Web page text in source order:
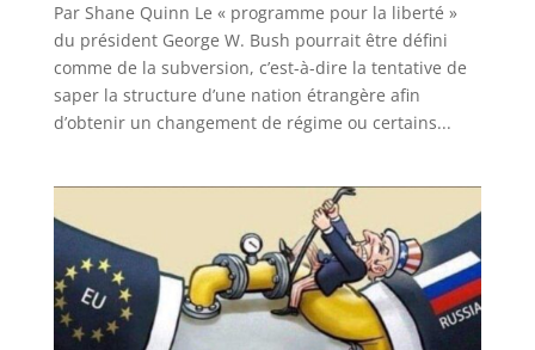
Par Shane Quinn Le « programme pour la liberté »
du président George W. Bush pourrait être défini
comme de la subversion, c’est-à-dire la tentative de
saper la structure d’une nation étrangère afin
d’obtenir un changement de régime ou certains...